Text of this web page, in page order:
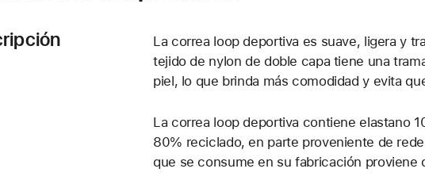
La correa loop deportiva es suave, ligera y
tejido de nylon de doble capa tiene una
piel, lo que brinda más comodidad y evita
La correa loop deportiva contiene elastano
80% reciclado, en parte proveniente de
que se consume en su fabricación proviene